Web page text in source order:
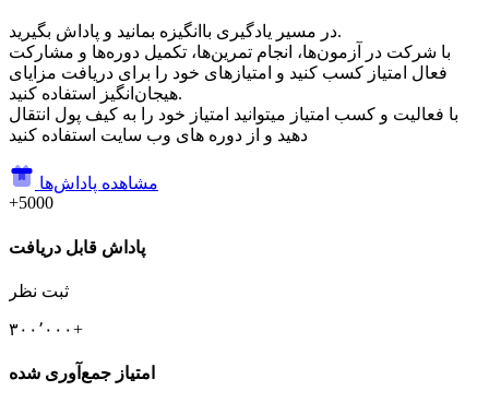
در مسیر یادگیری باانگیزه بمانید و پاداش بگیرید.
با شرکت در آزمون‌ها، انجام تمرین‌ها، تکمیل دوره‌ها و مشارکت
فعال امتیاز کسب کنید و امتیازهای خود را برای دریافت مزایای
هیجان‌انگیز استفاده کنید.
با فعالیت و کسب امتیاز میتوانید امتیاز خود را به کیف پول انتقال
دهید و از دوره های وب سایت استفاده کنید
مشاهده پاداش‌ها
+5000
پاداش قابل دریافت
ثبت نظر
۳۰۰٬۰۰۰+
امتیاز جمع‌آوری شده